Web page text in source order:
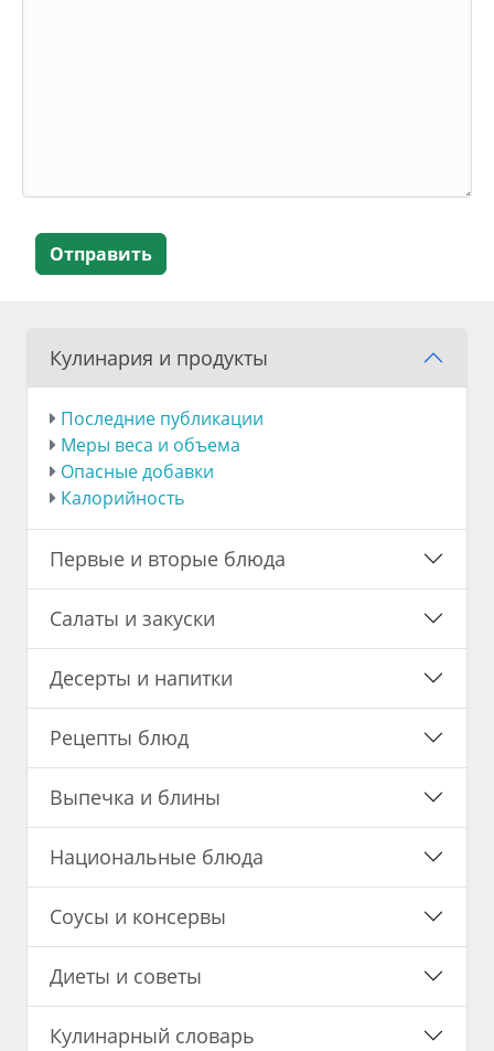
Отправить
Кулинария и продукты
Последние публикации
Меры веса и объема
Опасные добавки
Калорийность
Первые и вторые блюда
Салаты и закуски
Десерты и напитки
Рецепты блюд
Выпечка и блины
Национальные блюда
Соусы и консервы
Диеты и советы
Кулинарный словарь